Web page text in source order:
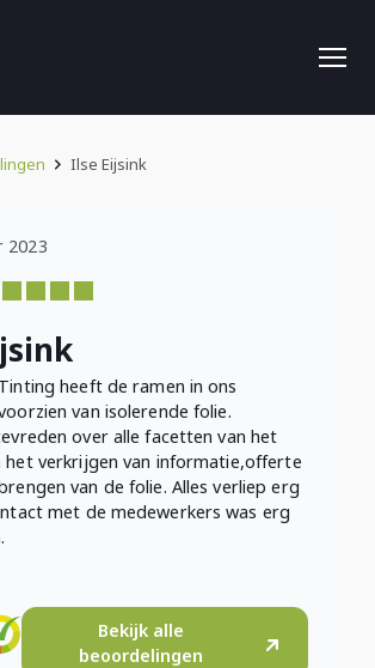
Ilse Eijsink
2023
heeft de ramen in ons
van isolerende folie.
over alle facetten van het
het verkrijgen van informatie,offerte
van de folie. Alles verliep erg
met de medewerkers was erg
Bekijk alle
beoordelingen